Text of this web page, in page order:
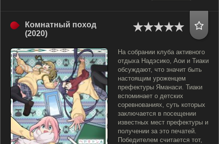
Комнатный поход
(2020)
На собрании клуба активного
отдыха Надэсико, Аои и Тиаки
обсуждают, что значит быть
настоящим уроженцем
префектуры Яманаси. Тиаки
вспоминает о детских
соревнованиях, суть которых
заключается в посещении
известных мест префектуры и
получении за это печатей.
Победителем считается тот,